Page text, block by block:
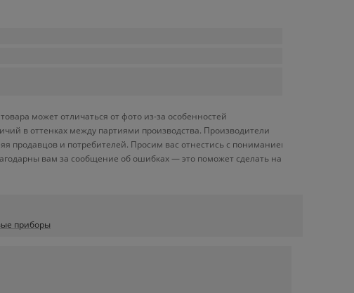
может отличаться от фото из-за особенностей
в оттенках между партиями производства. Производители
продавцов и потребителей. Просим вас отнестись с пониманием
вам за сообщение об ошибках — это поможет сделать наш
приборы